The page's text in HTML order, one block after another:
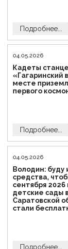
Подробнее...
04.05.2026
Кадеты
«Гагаринский
месте
первого
Подробнее...
04.05.2026
Володин: буду
средства,
сентября 2026
детские сады
Саратовской
стали
Подробнее...